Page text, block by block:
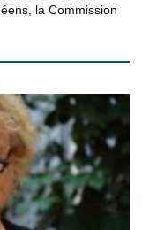
la Commission